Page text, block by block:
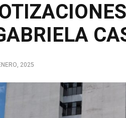
2025